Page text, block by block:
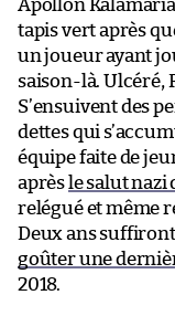
Apollon
tapis vert après
un joueur ayant
saison-là. Ulcéré,
S’ensuivent des
dettes qui
équipe faite de
après le salut nazi
relégué et même
Deux ans
goûter une
2018.